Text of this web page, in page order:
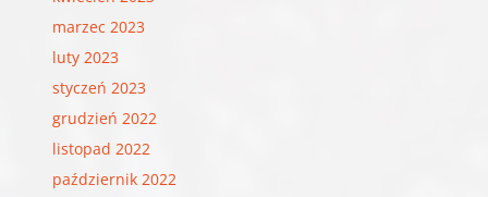
marzec 2023
luty 2023
styczeń 2023
grudzień 2022
listopad 2022
październik 2022